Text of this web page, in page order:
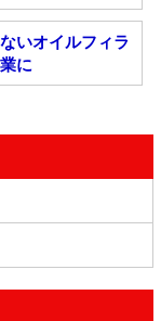
いオイルフィラ
に